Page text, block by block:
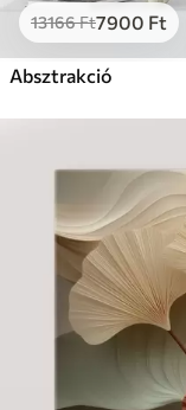
13166Ft7900 Ft
Absztrakció